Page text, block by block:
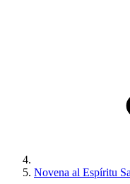
Novena al Espíritu